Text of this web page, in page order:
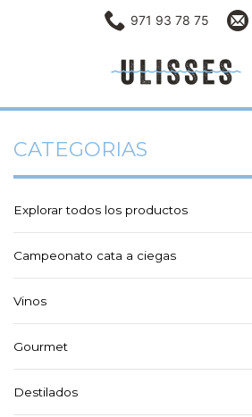
971 93 78 75
CATEGORIAS
Explorar todos los productos
Campeonato cata a ciegas
Vinos
Gourmet
Destilados